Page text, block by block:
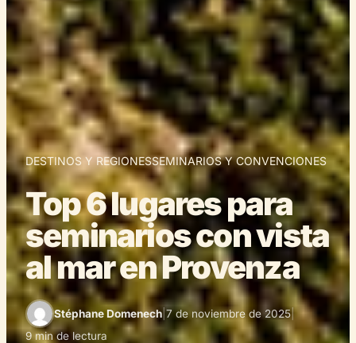
DESTINOS Y REGIONESSEMINARIOS Y CONVENCIONES
Top 6 lugares para
seminarios con vista
al mar en Provenza
Stéphane Domenech |7 de noviembre de 2025|
9 min de lectura